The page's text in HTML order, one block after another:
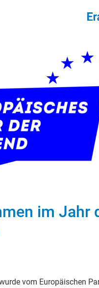
im Jahr
vom Europäischen